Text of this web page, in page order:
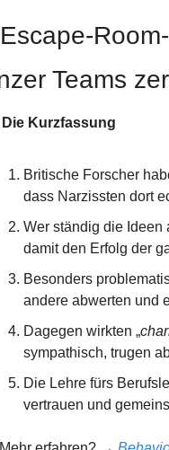
Escape-
Teams
Kurzfassung
Britische Forscher
dass Narzissten dort
Wer ständig die Ideen
damit den Erfolg der
Besonders
andere abwerten und
Dagegen wirkten „
sympathisch, trugen
Die Lehre fürs
vertrauen und